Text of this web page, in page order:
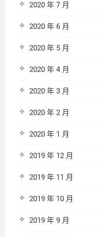
2020 年 7 月
2020 年 6 月
2020 年 5 月
2020 年 4 月
2020 年 3 月
2020 年 2 月
2020 年 1 月
2019 年 12 月
2019 年 11 月
2019 年 10 月
2019 年 9 月